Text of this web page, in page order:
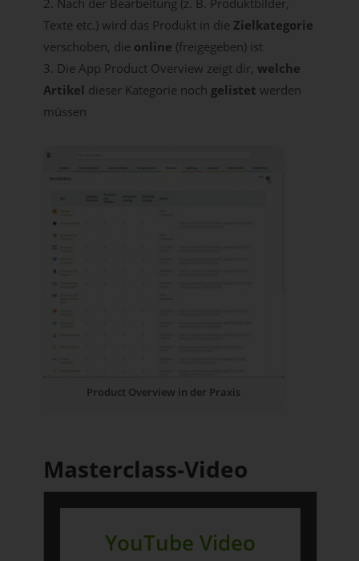
Texte etc.) wird das Produkt in die Zielkategorie
verschoben, die online (freigegeben) ist
Die App Product Overview zeigt dir, welche
Artikel dieser Kategorie noch gelistet werden
müssen
Product Overview in der Praxis
Masterclass-Video
YouTube Video